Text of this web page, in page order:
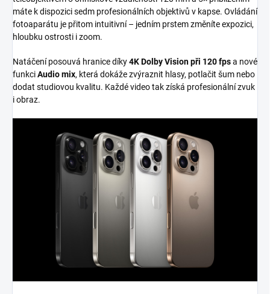
máte k dispozici sedm profesionálních objektivů v kapse. Ovládání
fotoaparátu je přitom intuitivní – jedním prstem změníte expozici,
hloubku ostrosti i zoom.
Natáčení posouvá hranice díky4K Dolby Vision při 120 fpsa nové
funkciAudio mix, která dokáže zvýraznit hlasy, potlačit šum nebo
dodat studiovou kvalitu. Každé video tak získá profesionální zvuk
i obraz.